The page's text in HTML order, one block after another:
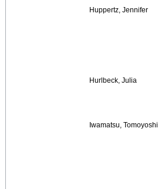
Huppertz, Jennifer
Hurlbeck, Julia
Iwamatsu, Tomoyoshi